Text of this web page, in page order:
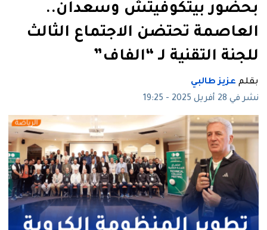
بحضور بيتكوفيتش وسعدان..
العاصمة تحتضن الاجتماع الثالث
للجنة التقنية لـ “الفاف”
بقلم عزيز طالبي
نشر في 28 أفريل 2025 - 19:25